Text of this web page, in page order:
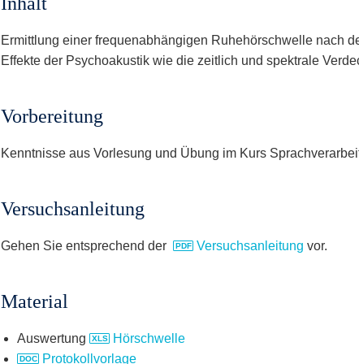
Ermittlung einer frequenabhängigen Ruhehörschwelle nach
Effekte der Psychoakustik wie die zeitlich und spektrale
Vorbereitung
Kenntnisse aus Vorlesung und Übung im Kurs
Versuchsanleitung
Gehen Sie entsprechend der Versuchsanleitung vor.
Material
Auswertung
Hörschwelle
Protokollvorlage